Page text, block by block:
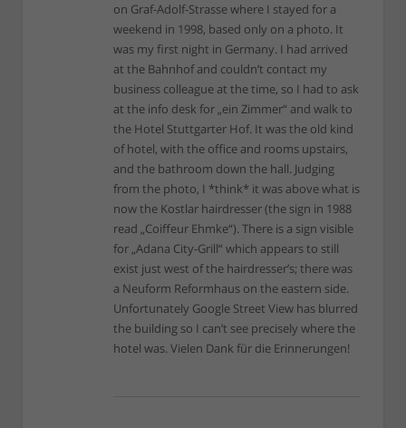
on Graf-Adolf-Strasse where I stayed for a
weekend in 1998, based only on a photo. It
was my first night in Germany. I had arrived
at the Bahnhof and couldn’t contact my
business colleague at the time, so I had to ask
at the info desk for „ein Zimmer“ and walk to
the Hotel Stuttgarter Hof. It was the old kind
of hotel, with the office and rooms upstairs,
and the bathroom down the hall. Judging
from the photo, I *think* it was above what is
now the Kostlar hairdresser (the sign in 1988
read „Coiffeur Ehmke“). There is a sign visible
for „Adana City-Grill“ which appears to still
exist just west of the hairdresser’s; there was
a Neuform Reformhaus on the eastern side.
Unfortunately Google Street View has blurred
the building so I can’t see precisely where the
hotel was. Vielen Dank für die Erinnerungen!